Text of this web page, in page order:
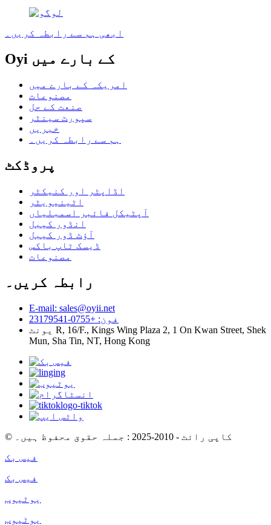
ابھی ہم سے رابطہ کریں۔
Oyi کے بارے میں
امریکہ کے بارے میں
مصنوعات
صنعت کے حل
سپورٹ سینٹر
خبریں
ہم سے رابطہ کریں۔
پروڈکٹ
اڈاپٹر اور کنیکٹر
اٹینیویٹر
آپٹیکل فائبر اسمبلیاں
انڈور کیبل
آؤٹ ڈور کیبل
ڈیسک ٹاپ باکس
مصنوعات
رابطہ کریں۔
E-mail: sales@oyii.net
فون: +0755-23179541
یونٹ R, 16/F., Kings Wing Plaza 2, 1 On Kwan Street, Shek
Mun, Sha Tin, NT, Hong Kong
© کاپی رائٹ - 2010-2025 : جملہ حقوق محفوظ ہیں۔
فیس بک
فیس بک
یوٹیوب
یوٹیوب